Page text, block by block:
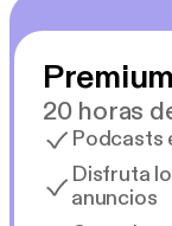
Premium
20 horas
Podcasts
Disfruta
anuncios